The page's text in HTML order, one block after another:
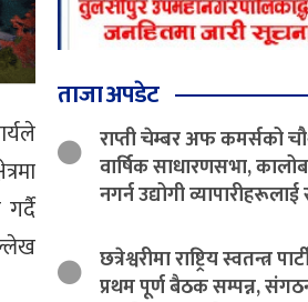
ताजा अपडेट
राप्ती चेम्बर अफ कमर्सको
वार्षिक साधारणसभा,
नगर्न उद्योगी
छत्रेश्वरीमा राष्ट्रिय स्वतन्त्र
प्रथम पूर्ण बैठक सम्पन्न,